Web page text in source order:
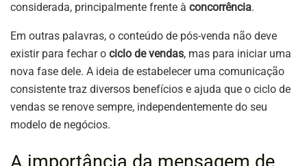
considerada, principalmente frente à concorrência.
Em outras palavras, o conteúdo de pós-venda não deve
existir para fechar o ciclo de vendas, mas para iniciar uma
nova fase dele. A ideia de estabelecer uma comunicação
consistente traz diversos benefícios e ajuda que o ciclo de
vendas se renove sempre, independentemente do seu
modelo de negócios.